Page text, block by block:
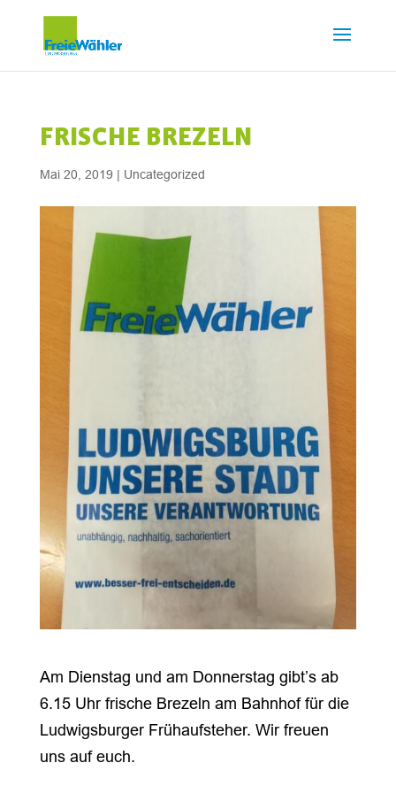
FRISCHE BREZELN
Mai 20, 2019 | Uncategorized
Am Dienstag und am Donnerstag gibt’s ab
6.15 Uhr frische Brezeln am Bahnhof für die
Ludwigsburger Frühaufsteher. Wir freuen
uns auf euch.